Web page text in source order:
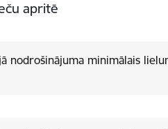
apritē
nodrošinājuma minimālais